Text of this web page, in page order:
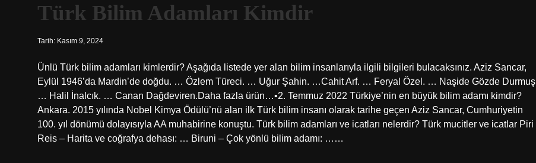
Türk Bilim Adamları Kimdir
Tarih: Kasım 9, 2024
Ünlü Türk bilim adamları kimlerdir? Aşağıda listede yer alan bilim insanlarıyla ilgili bilgileri bulacaksınız. Aziz Sancar,
Eylül 1946’da Mardin’de doğdu. … Özlem Türeci. … Uğur Şahin. …Cahit Arf. … Feryal Özel. … Naşide Gözde Durmuş
… Halil İnalcık. … Canan Dağdeviren.Daha fazla ürün…•2. Temmuz 2022 Türkiye’nin en büyük bilim adamı kimdir?
Ankara. 2015 yılında Nobel Kimya Ödülü’nü alan ilk Türk bilim insanı olarak tarihe geçen Aziz Sancar, Cumhuriyetin
100. yıl dönümü dolayısıyla AA muhabirine konuştu. Türk bilim adamları ve icatları nelerdir? Türk mucitler ve icatlar Piri
Reis – Harita ve coğrafya dehası: … Biruni – Çok yönlü bilim adamı: ……